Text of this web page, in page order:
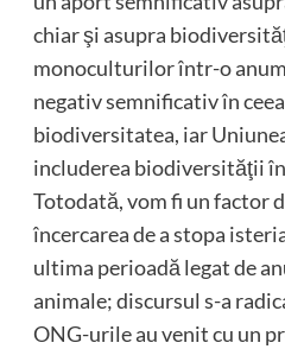
chiar şi asupra
monoculturilor într-o
negativ semnificativ în
biodiversitatea, iar
includerea biodiversităţii
Totodată, vom fi un factor
încercarea de a stopa
ultima perioadă legat de
animale; discursul s-a
ONG-urile au venit cu un